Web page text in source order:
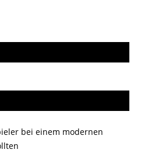
bei einem modernen